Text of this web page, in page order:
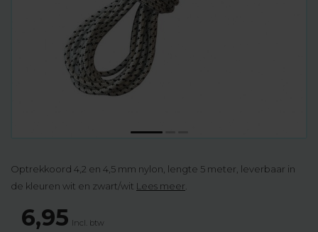
Optrekkoord 4,2 en 4,5 mm nylon, lengte 5 meter, leverbaar in
de kleuren wit en zwart/wit Lees meer
6,95 Incl. btw